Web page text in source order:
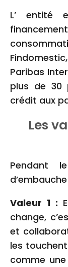
L’ entité
Paribas
plus de 30
crédit aux
Les
Pendant
Valeur 1 :
change,
et
les
comme